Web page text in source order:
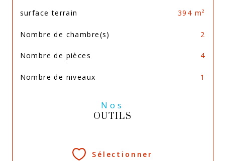
surface terrain 394 m²
Nombre de chambre(s) 2
Nombre de pièces 4
Nombre de niveaux 1
Nos
OUTILS
Sélectionner